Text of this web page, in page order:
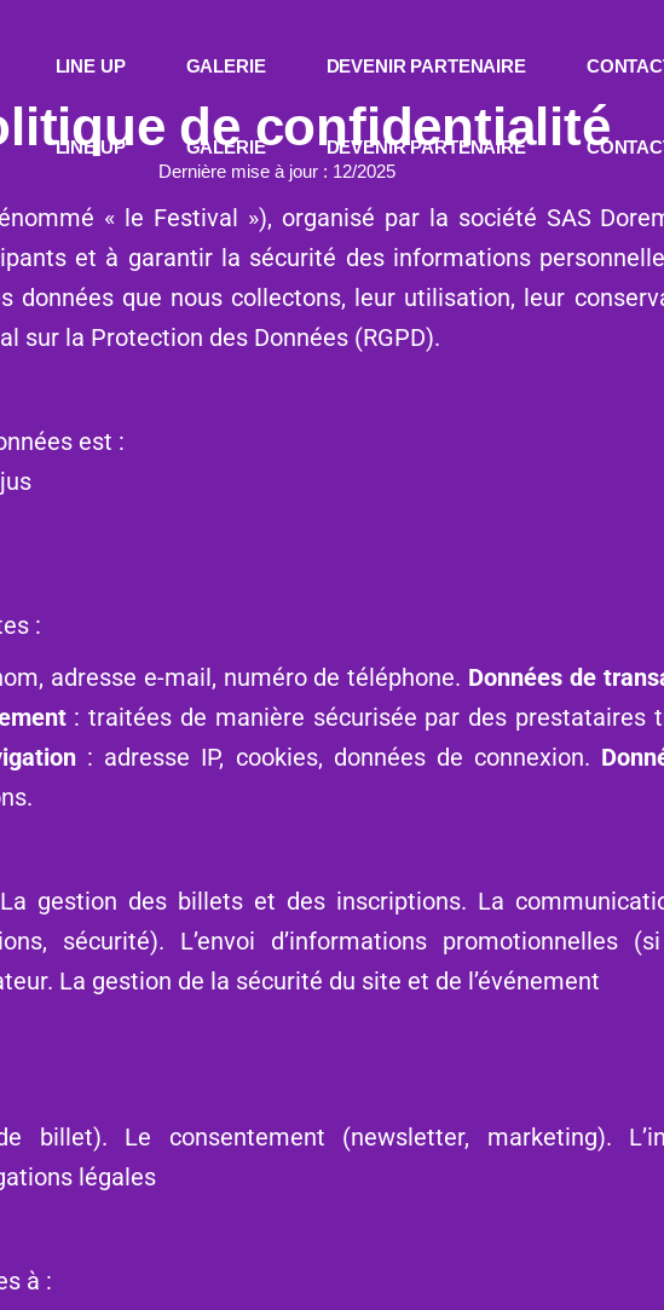
LINE UP GALERIE DEVENIR PARTENAIRE
LINE UP GALERIE DEVENIR PARTENAIRE
de confidentialité
Dernière mise à jour : 12/2025
« le Festival »), organisé par la société SAS
et à garantir la sécurité des informations
données que nous collectons, leur utilisation, leur
sur la Protection des Données (RGPD).
est :
:
adresse e-mail, numéro de téléphone. Données de
: traitées de manière sécurisée par des prestataires
: adresse IP, cookies, données de connexion.
gestion des billets et des inscriptions. La
sécurité). L’envoi d’informations promotionnelles
La gestion de la sécurité du site et de l’événement
billet). Le consentement (newsletter, marketing).
légales
à :